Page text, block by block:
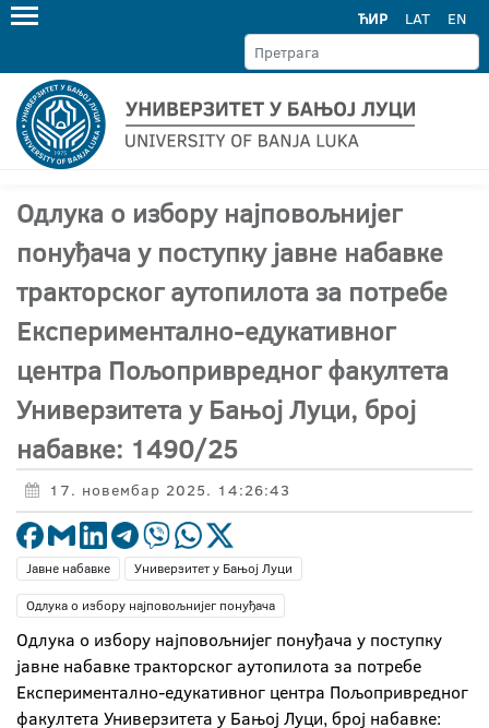
ЋИР LAT EN
Одлука о избору најповољнијег
понуђача у поступку јавне набавке
тракторског аутопилота за потребе
Експериментално-едукативног
центра Пољопривредног факултета
Универзитета у Бањој Луци, број
набавке: 1490/25
17. новембар 2025. 14:26:43
Јавне набавке
Универзитет у Бањој Луци
Одлука о избору најповољнијег понуђача
Одлука о избору најповољнијег понуђача у поступку
јавне набавке тракторског аутопилота за потребе
Експериментално-едукативног центра Пољопривредног
факултета Универзитета у Бањој Луци, број набавке: